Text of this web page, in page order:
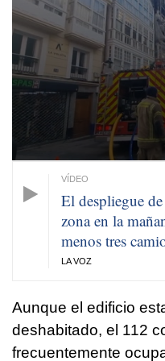
32
seconds
El despliegue
zona en la
menos tres
LA VOZ
Aunque el edificio
deshabitado, el 112
frecuentemente